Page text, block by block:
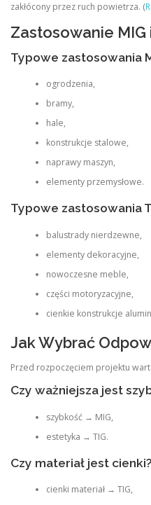
zakłócony przez ruch powietrza. (
Zastosowanie
Typowe zastosowania
ogrodzenia,
bramy,
hale,
konstrukcje stalowe,
naprawy maszyn,
elementy przemysłowe.
Typowe zastosowania
balustrady nierdzewne,
elementy dekoracyjne,
nowoczesne meble,
części motoryzacyjne,
cienkie konstrukcje
Jak Wybrać
Przed rozpoczęciem projektu
Czy ważniejsza jest
szybkość → MIG,
estetyka → TIG.
Czy materiał jest cienki?
cienki materiał → TIG,